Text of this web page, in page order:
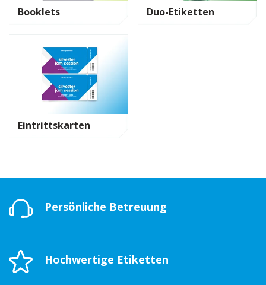
Booklets Duo-Etiketten
Eintrittskarten
Persönliche Betreuung
Hochwertige Etiketten